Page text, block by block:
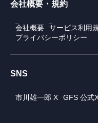
会社概要・規約
会社概要 サービス利用
プライバシーポリシー
SNS
市川雄一郎 X GFS 公式